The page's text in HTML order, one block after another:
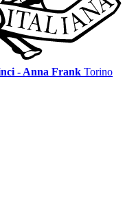
- Anna Frank Torino